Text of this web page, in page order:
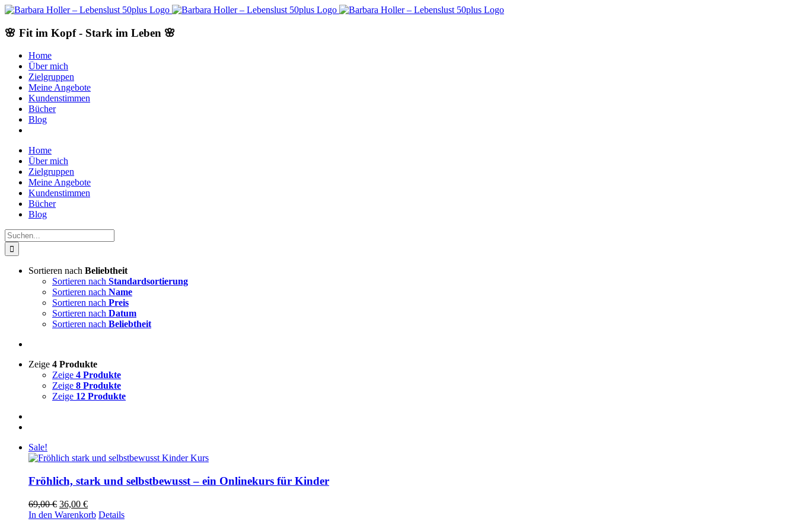
Skip
content
🌸 Fit im Kopf - Stark im Leben 🌸
Home
Über mich
Zielgruppen
Meine Angebote
Kundenstimmen
Bücher
Blog
Home
Über mich
Zielgruppen
Meine Angebote
Kundenstimmen
Bücher
Blog
Suche
nach:
Sortieren nach Beliebtheit
Sortieren nach Standardsortierung
Sortieren nach Name
Sortieren nach Preis
Sortieren nach Datum
Sortieren nach Beliebtheit
Zeige 4 Produkte
Zeige 4 Produkte
Zeige 8 Produkte
Zeige 12 Produkte
Sale!
Fröhlich, stark und selbstbewusst – ein Onlinekurs für Kinder
69,00€ Ursprünglicher
Preis
36,00 €Aktueller
Preis
In den Warenkorb Details